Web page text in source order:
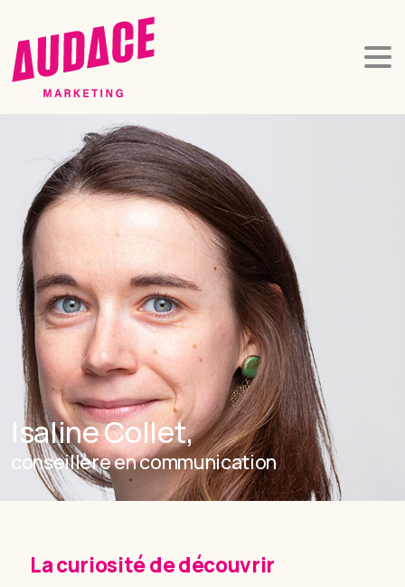
Isaline Collet,
conseillère en communication
La curiosité de découvrir